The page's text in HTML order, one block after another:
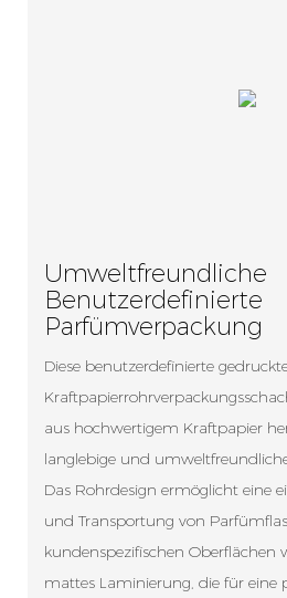
Umweltfreundliche
Benutzerdefinierte
Parfümverpackung
Diese benutzerdefinierte
aus hochwertigem Kraftpapier
langlebige und
Das Rohrdesign ermöglicht eine
und Transportung von
kundenspezifischen Oberflächen
mattes Laminierung, die für eine